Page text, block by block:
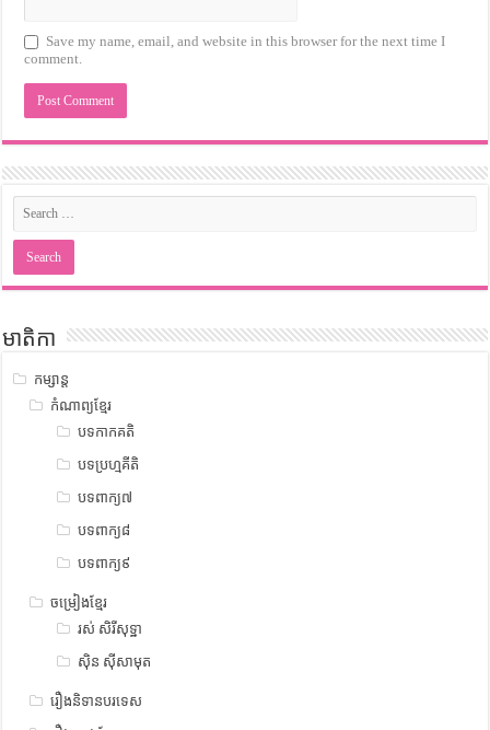
Save my name, email, and website in this browser for the next time I
comment.
មាតិកា
កម្សាន្ត
កំណាព្យខ្មែរ
បទកាកគតិ
បទប្រហ្មគីតិ
បទពាក្យ៧
បទពាក្យ៨
បទពាក្យ៩
ចម្រៀងខ្មែរ
រស់ សិរីសុទ្ឋា
ស៊ិន ស៊ីសាមុត
រឿងនិទានបរទេស